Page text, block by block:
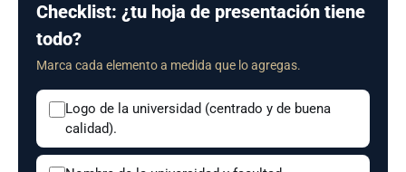
Checklist: ¿tu hoja de presentación tiene
todo?
Marca cada elemento a medida que lo agregas.
Logo de la universidad (centrado y de buena
calidad).